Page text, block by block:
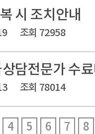
시 조치안내
조회 72958
담전문가 수
조회 78014
4 5 6 7 8